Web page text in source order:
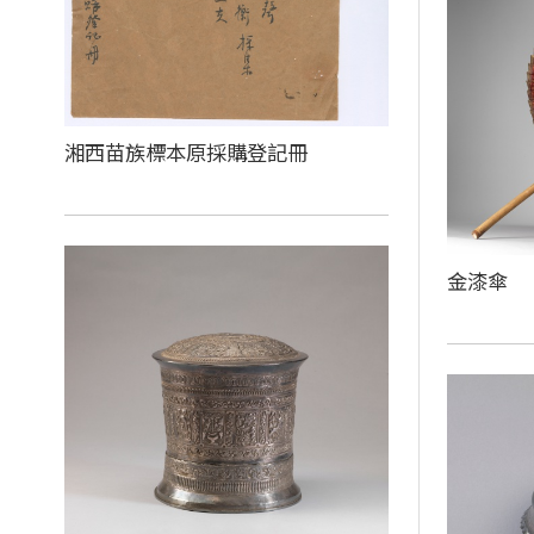
湘西苗族標本原採購登記冊
金漆傘